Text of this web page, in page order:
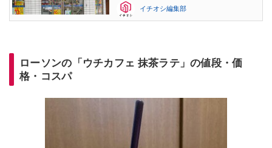
イチオシ編集部
ローソンの「ウチカフェ 抹茶ラテ」の値段・価
格・コスパ